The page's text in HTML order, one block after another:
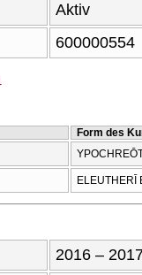
Aktiv
600000554
Form des
ELEUTHERĪ
2016 –